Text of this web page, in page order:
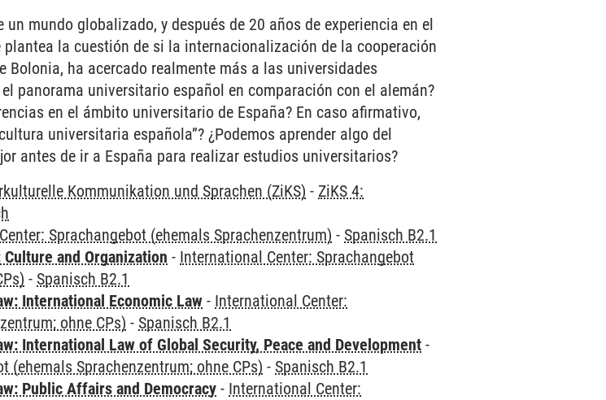
un mundo globalizado, y después de 20 años de experiencia en el
la cuestión de si la internacionalización de la cooperación
Bolonia, ha acercado realmente más a las universidades
panorama universitario español en comparación con el alemán?
en el ámbito universitario de España? En caso afirmativo,
universitaria española”? ¿Podemos aprender algo del
antes de ir a España para realizar estudios universitarios?
Kommunikation und Sprachen (ZiKS) - ZiKS 4:
Sprachangebot (ehemals Sprachenzentrum) - Spanisch B2.1
and Organization - International Center: Sprachangebot
- Spanisch B2.1
International Economic Law - International Center:
ohne CPs) - Spanisch B2.1
International Law of Global Security, Peace and Development -
(ehemals Sprachenzentrum; ohne CPs) - Spanisch B2.1
Public Affairs and Democracy - International Center: